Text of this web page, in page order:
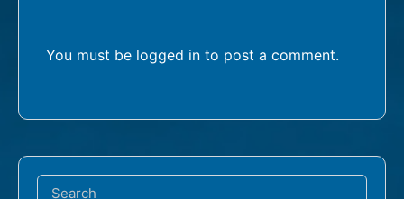
You must be logged in to post a comment.
Search